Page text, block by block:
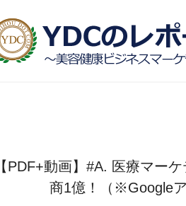
【PDF+動画】#A. 医療マー
商1億！（※Google